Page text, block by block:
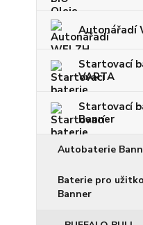
Autonářadí
Startovací
VARTA
Startovací
Banner
Autobaterie
Baterie pro
Banner